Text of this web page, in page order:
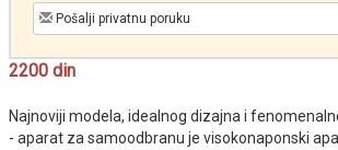
Pošalji privatnu poruku
2200 din
Najnoviji modela, idealnog dizajna i
- aparat za samoodbranu je visokonaponski